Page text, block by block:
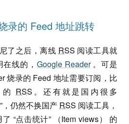
录的 Feed 地址跳转
了之后，离线 RSS 阅读工具就
线的， Google Reader。可是
烧录的 Feed 地址需要订阅，比
RSS 。还有就是国内很多
，仍然不换国产 RSS 阅读工具，
“点击统计” （Item views） 的